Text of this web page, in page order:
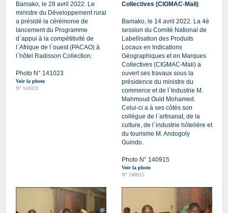
Bamako, le 28 avril 2022. Le
ministre du Développement rural
a présidé la cérémonie de
lancement du Programme
d`appui à la compétitivité de
l`Afrique de l`ouest (PACAO) à
l`hôtel Radisson Collection.
Photo N° 141023
Voir la photo
N° 141023
Collectives (CIGMAC-Mali)
Bamako, le 14 avril 2022. La 4è
session du Comité National de
Labellisation des Produits
Locaux en Indications
Géographiques et en Marques
Collectives (CIGMAC-Mali) a
ouvert ses travaux sous la
présidence du ministre du
commerce et de l`Industrie M.
Mahmoud Ould Mohamed.
Celui-ci a à ses côtés son
collègue de l`artisanat, de la
culture, de l`industrie hôtelière et
du tourisme M. Andogoly
Guindo.
Photo N° 140915
Voir la photo
N° 140915